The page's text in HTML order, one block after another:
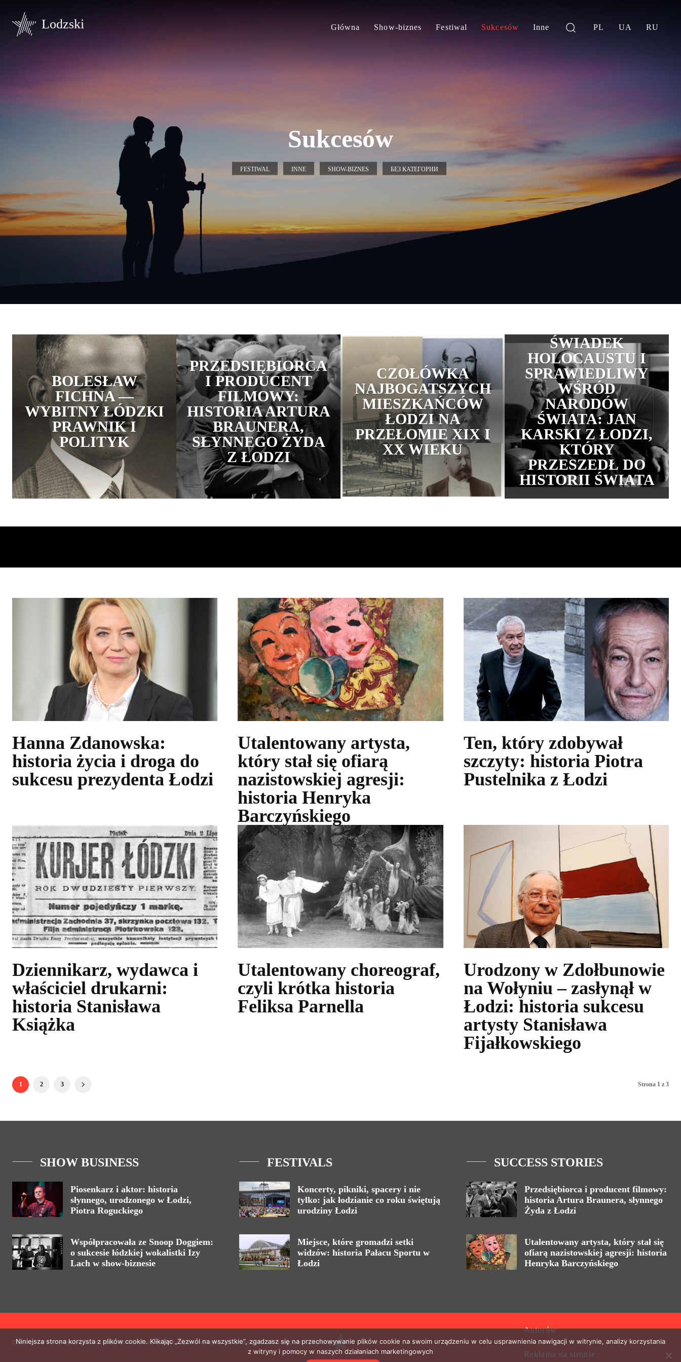
Lodzski Główna Show-biznes Festiwal Sukcesów Inne PL UA RU
Sukcesów
FESTIWAL INNE SHOW-BIZNES БЕЗ КАТЕГОРИИ
BOLESŁAW
FICHNA —
WYBITNY ŁÓDZKI
PRAWNIK I
POLITYK
PRZEDSIĘBIORCA
I PRODUCENT
FILMOWY:
HISTORIA ARTURA
BRAUNERA,
SŁYNNEGO ŻYDA
Z ŁODZI
CZOŁÓWKA
NAJBOGATSZYCH
MIESZKAŃCÓW
ŁODZI NA
PRZEŁOMIE XIX I
XX WIEKU
ŚWIADEK
HOLOCAUSTU I
SPRAWIEDLIWY
WŚRÓD
NARODÓW
ŚWIATA: JAN
KARSKI Z ŁODZI,
KTÓRY
PRZESZEDŁ DO
HISTORII ŚWIATA
Hanna Zdanowska:
historia życia i droga do
sukcesu prezydenta Łodzi
Utalentowany artysta,
który stał się ofiarą
nazistowskiej agresji:
historia Henryka
Barczyńskiego
Ten, który zdobywał
szczyty: historia Piotra
Pustelnika z Łodzi
Dziennikarz, wydawca i
właściciel drukarni:
historia Stanisława
Książka
Utalentowany choreograf,
czyli krótka historia
Feliksa Parnella
Urodzony w Zdołbunowie
na Wołyniu – zasłynął w
Łodzi: historia sukcesu
artysty Stanisława
Fijałkowskiego
1 2 3 Strona 1 z 3
SHOW BUSINESS
Piosenkarz i aktor: historia
słynnego, urodzonego w Łodzi,
Piotra Roguckiego
Współpracowała ze Snoop Doggiem:
o sukcesie łódzkiej wokalistki Izy
Lach w show-biznesie
FESTIVALS
Koncerty, pikniki, spacery i nie
tylko: jak łodzianie co roku świętują
urodziny Łodzi
Miejsce, które gromadzi setki
widzów: historia Pałacu Sportu w
Łodzi
SUCCESS STORIES
Przedsiębiorca i producent filmowy:
historia Artura Braunera, słynnego
Żyda z Łodzi
Utalentowany artysta, który stał się
ofiarą nazistowskiej agresji: historia
Henryka Barczyńskiego
Copyright © Pełne wykorzystanie materiałów jest zabronione. Częściowe wykorzystanie jest możliwe za pomocą hiperłącza.
Autorów
Reklama na stronie
Niniejsza strona korzysta z plików cookie. Klikając „Zezwól na wszystkie”, zgadzasz się na przechowywanie plików cookie na swoim urządzeniu w celu usprawnienia nawigacji w witrynie, analizy korzystania
z witryny i pomocy w naszych działaniach marketingowych